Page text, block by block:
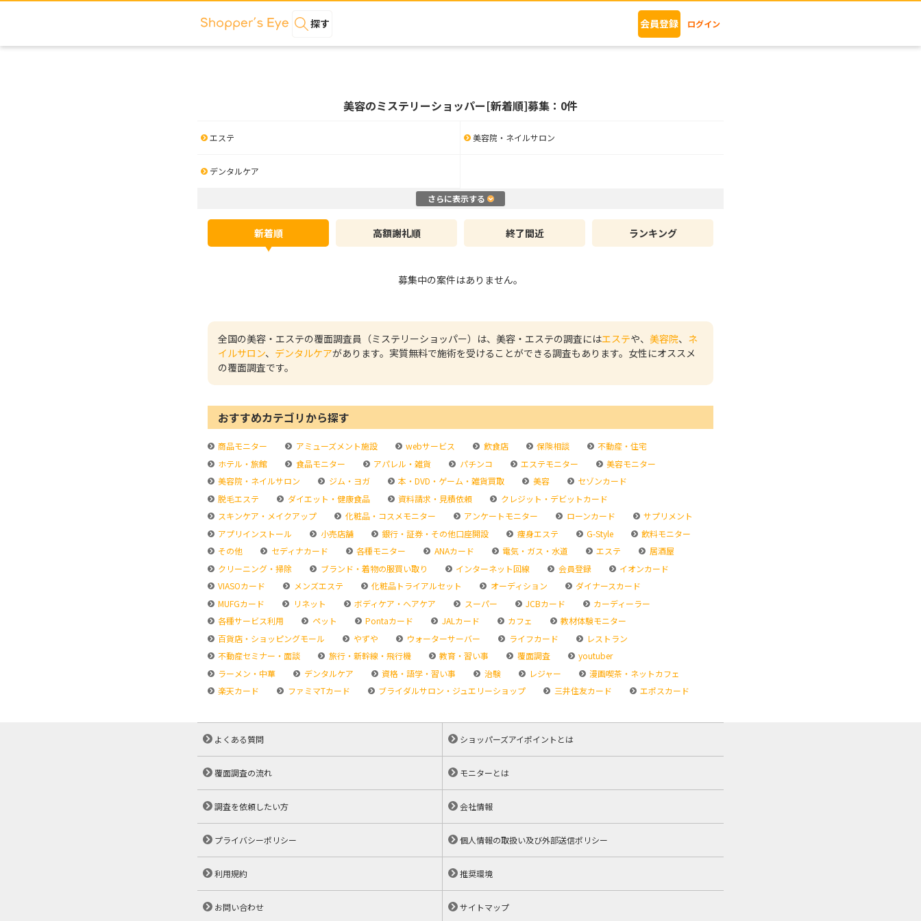
探す 会員登録 ログイン
美容のミステリーショッパー[新着順]募集：0件
エステ 美容院・ネイルサロン
デンタルケア
さらに表示する
新着順 高額謝礼順 終了間近 ランキング
募集中の案件はありません。
全国の美容・エステの覆面調査員（ミステリーショッパー）は、美容・エステの調査にはエステや、 美容院、 ネ
イルサロン、 デンタルケアがあります。実質無料で施術を受けることができる調査もあります。女性にオススメ
の覆面調査です。
おすすめカテゴリから探す
商品モニター アミューズメント施設 webサービス 飲食店 保険相談
不動産・住宅
ホテル・旅館
食品モニター アパレル・雑貨 パチンコ エステモニター
美容モニター
美容院・ネイルサロン
ジム・ヨガ 本・DVD・ゲーム・雑貨買取 美容
セゾンカード
脱毛エステ
ダイエット・健康食品 資料請求・見積依頼
クレジット・デビットカード
スキンケア・メイクアップ
化粧品・コスメモニター アンケートモニター ローンカード
サプリメント
アプリインストール
小売店舗 銀行・証券・その他口座開設 痩身エステ G-Style
飲料モニター
その他
セディナカード 各種モニター ANAカード 電気・ガス・水道 エステ
居酒屋
クリーニング・掃除
ブランド・着物の服買い取り インターネット回線 会員登録
イオンカード
VIASOカード
メンズエステ 化粧品トライアルセット オーディション
ダイナースカード
MUFGカード
リネット ボディケア・ヘアケア スーパー JCBカード
カーディーラー
各種サービス利用
ペット Pontaカード JALカード カフェ
教材体験モニター
百貨店・ショッピングモール
やずや ウォーターサーバー ライフカード
レストラン
不動産セミナー・面談
旅行・新幹線・飛行機 教育・習い事 覆面調査
youtuber
ラーメン・中華
デンタルケア 資格・語学・習い事 治験 レジャー
漫画喫茶・ネットカフェ
楽天カード
ファミマTカード ブライダルサロン・ジュエリーショップ 三井住友カード エポスカード
よくある質問 ショッパーズアイポイントとは
覆面調査の流れ モニターとは
調査を依頼したい方 会社情報
プライバシーポリシー 個人情報の取扱い及び外部送信ポリシー
利用規約 推奨環境
お問い合わせ サイトマップ